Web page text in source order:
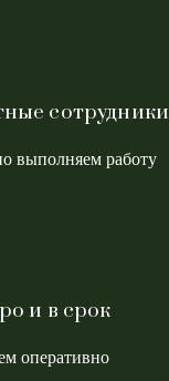
сотрудники
выполняем работу
и в срок
оперативно